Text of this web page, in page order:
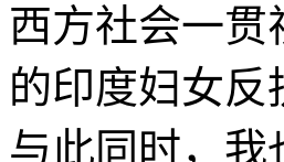
西方社会一贯
的印度妇女
与此同时，我